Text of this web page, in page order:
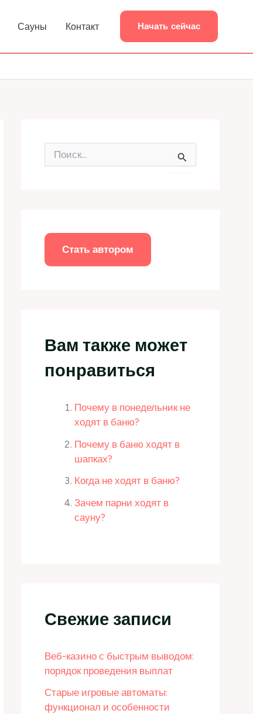
Сауны Контакт Начать сейчас
Стать автором
Вам также может
понравиться
Почему в понедельник не
ходят в баню?
Почему в баню ходят в
шапках?
Когда не ходят в баню?
Зачем парни ходят в
сауну?
Свежие записи
Веб-казино с быстрым выводом:
порядок проведения выплат
Старые игровые автоматы:
функционал и особенности